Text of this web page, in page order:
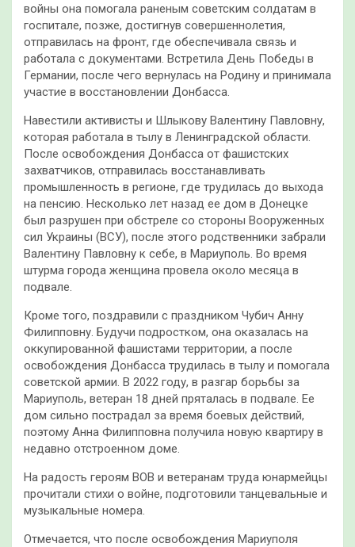
войны она помогала раненым советским солдатам в
госпитале, позже, достигнув совершеннолетия,
отправилась на фронт, где обеспечивала связь и
работала с документами. Встретила День Победы в
Германии, после чего вернулась на Родину и принимала
участие в восстановлении Донбасса.
Навестили активисты и Шлыкову Валентину Павловну,
которая работала в тылу в Ленинградской области.
После освобождения Донбасса от фашистских
захватчиков, отправилась восстанавливать
промышленность в регионе, где трудилась до выхода
на пенсию. Несколько лет назад ее дом в Донецке
был разрушен при обстреле со стороны Вооруженных
сил Украины (ВСУ), после этого родственники забрали
Валентину Павловну к себе, в Мариуполь. Во время
штурма города женщина провела около месяца в
подвале.
Кроме того, поздравили с праздником Чубич Анну
Филипповну. Будучи подростком, она оказалась на
оккупированной фашистами территории, а после
освобождения Донбасса трудилась в тылу и помогала
советской армии. В 2022 году, в разгар борьбы за
Мариуполь, ветеран 18 дней пряталась в подвале. Ее
дом сильно пострадал за время боевых действий,
поэтому Анна Филипповна получила новую квартиру в
недавно отстроенном доме.
На радость героям ВОВ и ветеранам труда юнармейцы
прочитали стихи о войне, подготовили танцевальные и
музыкальные номера.
Отмечается, что после освобождения Мариуполя